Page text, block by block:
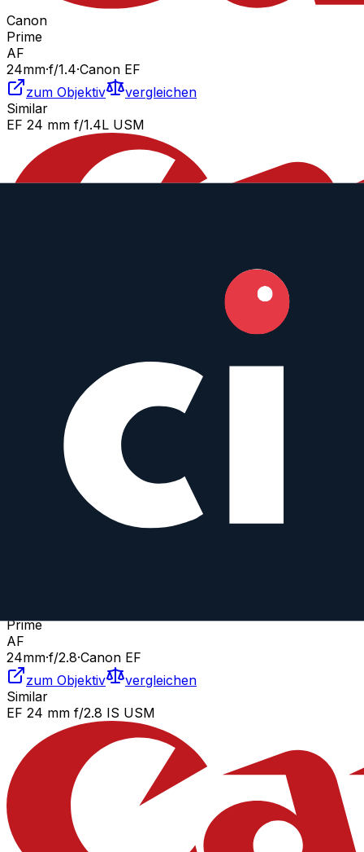
Canon
Prime
AF
24mm·f/1.4·Canon EF
zum Objektiv
vergleichen
Similar
EF 24 mm f/1.4L USM
Canon EF
zum Objektiv
vergleichen
EF 24 mm f/2.8
Prime
AF
24mm·f/2.8·Canon EF
zum Objektiv
vergleichen
Similar
EF 24 mm f/2.8 IS USM